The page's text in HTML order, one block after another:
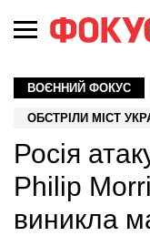
ВОЄННИЙ ФОКУС
ОБСТРІЛИ МІСТ
Росія
Philip
виникла